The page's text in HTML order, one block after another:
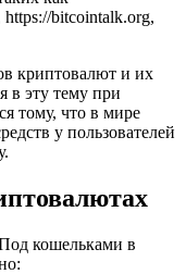
bitcointalk.org,
криптовалют и их
в эту тему при
тому, что в мире
у пользователей
кошельками в